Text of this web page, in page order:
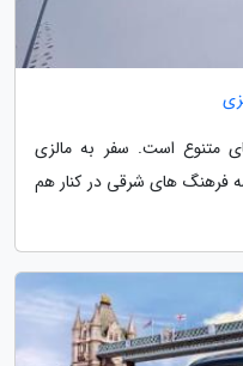
متنوع است. سفر به مالزی
فرهنگ های شرقی در کنار هم